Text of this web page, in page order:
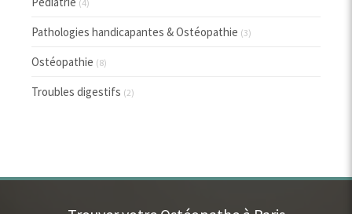
(4)
Pathologies handicapantes & Ostéopathie (3)
Ostéopathie (8)
Troubles digestifs (2)